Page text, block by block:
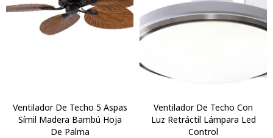
Ventilador De Techo 5 Aspas
Símil Madera Bambú Hoja
De Palma
Ventilador De Techo Con
Luz Retráctil Lámpara Led
Control